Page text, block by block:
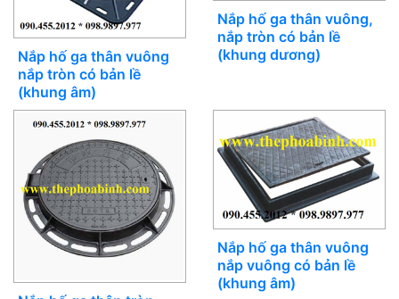
Nắp hố ga thân vuông
nắp tròn có bản lề
(khung âm)
Nắp hố ga thân vuông,
nắp tròn có bản lề
(khung dương)
Nắp hố ga thân vuông
nắp vuông có bản lề
(khung âm)